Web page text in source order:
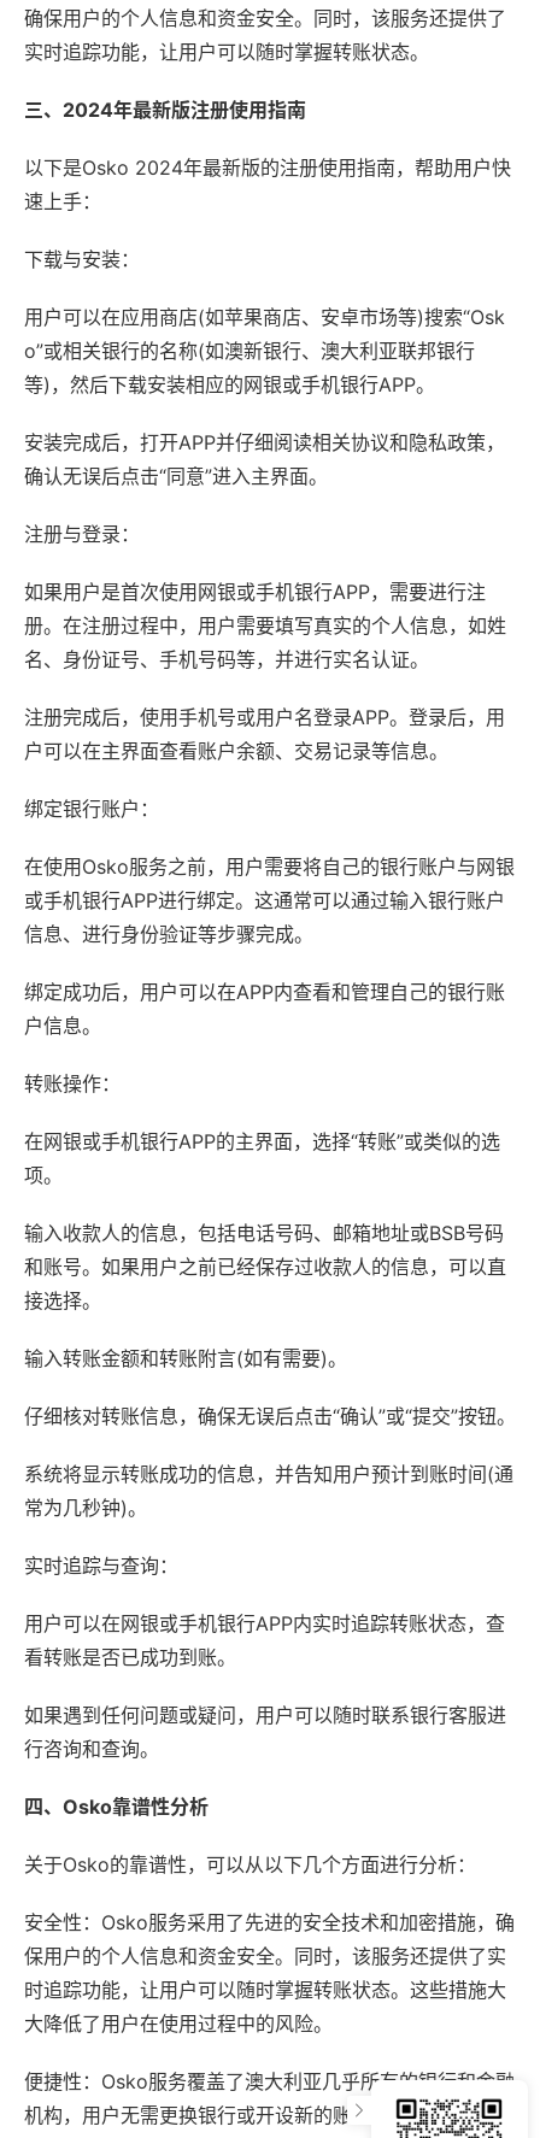
确保用户的个人信息和资金安全。同时，该服务还提供了
实时追踪功能，让用户可以随时掌握转账状态。
三、2024年最新版注册使用指南
以下是Osko 2024年最新版的注册使用指南，帮助用户快
速上手：
下载与安装：
用户可以在应用商店(如苹果商店、安卓市场等)搜索“Osk
o”或相关银行的名称(如澳新银行、澳大利亚联邦银行
等)，然后下载安装相应的网银或手机银行APP。
安装完成后，打开APP并仔细阅读相关协议和隐私政策，
确认无误后点击“同意”进入主界面。
注册与登录：
如果用户是首次使用网银或手机银行APP，需要进行注
册。在注册过程中，用户需要填写真实的个人信息，如姓
名、身份证号、手机号码等，并进行实名认证。
注册完成后，使用手机号或用户名登录APP。登录后，用
户可以在主界面查看账户余额、交易记录等信息。
绑定银行账户：
在使用Osko服务之前，用户需要将自己的银行账户与网银
或手机银行APP进行绑定。这通常可以通过输入银行账户
信息、进行身份验证等步骤完成。
绑定成功后，用户可以在APP内查看和管理自己的银行账
户信息。
转账操作：
在网银或手机银行APP的主界面，选择“转账”或类似的选
项。
输入收款人的信息，包括电话号码、邮箱地址或BSB号码
和账号。如果用户之前已经保存过收款人的信息，可以直
接选择。
输入转账金额和转账附言(如有需要)。
仔细核对转账信息，确保无误后点击“确认”或“提交”按钮。
系统将显示转账成功的信息，并告知用户预计到账时间(通
常为几秒钟)。
实时追踪与查询：
用户可以在网银或手机银行APP内实时追踪转账状态，查
看转账是否已成功到账。
如果遇到任何问题或疑问，用户可以随时联系银行客服进
行咨询和查询。
四、Osko靠谱性分析
关于Osko的靠谱性，可以从以下几个方面进行分析：
安全性：Osko服务采用了先进的安全技术和加密措施，确
保用户的个人信息和资金安全。同时，该服务还提供了实
时追踪功能，让用户可以随时掌握转账状态。这些措施大
大降低了用户在使用过程中的风险。
便捷性：Osko服务覆盖了澳大利亚几乎所有的银行和金融
机构，用户无需更换银行或开设新的账户即可享受该服